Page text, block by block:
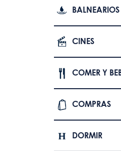
BALNEARIOS
CINES
COMER Y
COMPRAS
DORMIR